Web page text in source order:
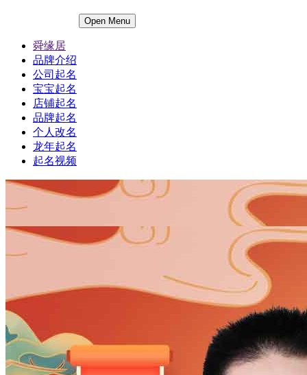
Open Menu
舜缘居
品牌介绍
公司起名
宝宝起名
店铺起名
品牌起名
个人改名
龙年起名
起名视频
男
男 女